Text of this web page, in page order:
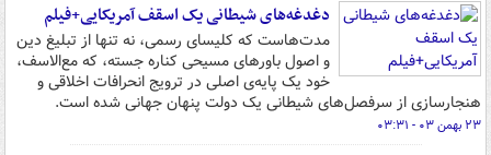
دغدغه‌های شیطانی یک اسقف آمریکایی+فیلم
مدت‌هاست که کلیسای رسمی، نه تنها از تبلیغ دین
و اصول باورهای مسیحی کناره جسته، که مع‌الاسف،
خود یک پایه‌ی اصلی در ترویج انحرافات اخلاقی و
هنجارسازی از سرفصل‌های شیطانی یک دولت پنهان جهانی شده است.
۲۳ بهمن ۰۳ - ۰۳:۳۱